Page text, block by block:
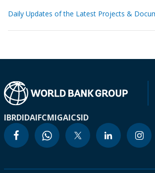
Daily Updates of the Latest Projects &
IBRDIDAIFCMIGAICSID